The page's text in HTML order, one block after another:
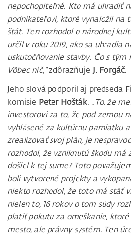
nepochopiteľné. Kto má uhradiť
podnikateľovi, ktoré vynaložil na
štát. Ten rozhodol o národnej
určil v roku 2019, ako sa uhradia
uskutočňovanie stavby. Čo s tým
Vôbec nič,“zdôrazňuje J. Forgáč
Jeho slová podporil aj predseda
komisie Peter Hošták. „To, že
investorovi za to, že pod zemou
vyhlásené za kultúrnu pamiatku
zrealizovať svoj plán, je
rozhodol, že vzniknutú škodu má
došiel k tej sume? Toto
boli vytvorené projekty a
niekto rozhodol, že toto má stáť
nielen to, 16 rokov o tom súdy
platiť pokutu za omeškanie, ktoré
mesto, ale právny systém. Ten